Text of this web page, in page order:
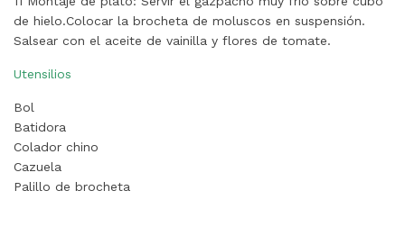
de hielo.Colocar la brocheta de moluscos en suspensión.
Salsear con el aceite de vainilla y flores de tomate.
Utensilios
Bol
Batidora
Colador chino
Cazuela
Palillo de brocheta